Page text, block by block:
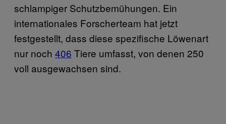
schlampiger Schutzbemühungen. Ein
internationales Forscherteam hat jetzt
festgestellt, dass diese spezifische Löwenart
nur noch 406 Tiere umfasst, von denen 250
voll ausgewachsen sind.